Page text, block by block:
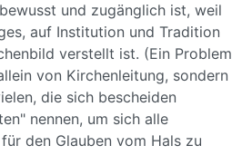
und zugänglich ist, weil
auf Institution und Tradition
verstellt ist. (Ein Problem
von Kirchenleitung, sondern
die sich bescheiden
nennen, um sich alle
den Glauben vom Hals zu